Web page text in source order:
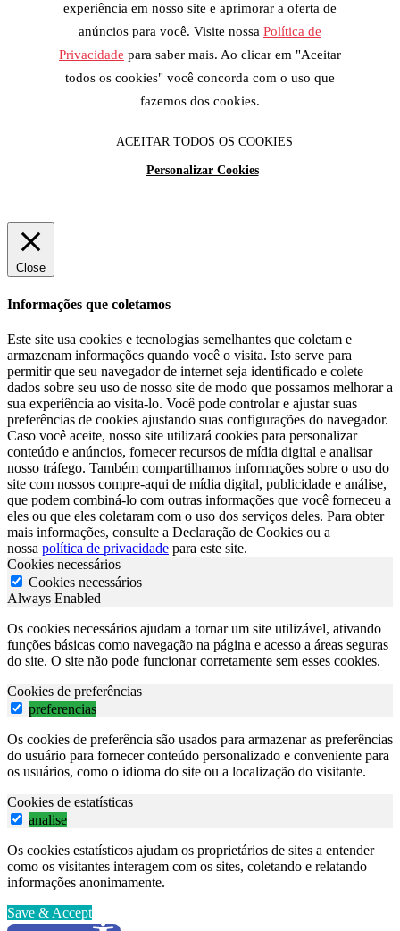
experiência em nosso site e aprimorar a oferta de
anúncios para você. Visite nossa Política de
Privacidade para saber mais. Ao clicar em "Aceitar
todos os cookies" você concorda com o uso que
fazemos dos cookies.
ACEITAR TODOS OS COOKIES
Personalizar Cookies
Close
Informações que coletamos
Este site usa cookies e tecnologias semelhantes que coletam e
armazenam informações quando você o visita. Isto serve para
permitir que seu navegador de internet seja identificado e colete
dados sobre seu uso de nosso site de modo que possamos melhorar a
sua experiência ao visita-lo. Você pode controlar e ajustar suas
preferências de cookies ajustando suas configurações do navegador.
Caso você aceite, nosso site utilizará cookies para personalizar
conteúdo e anúncios, fornecer recursos de mídia digital e analisar
nosso tráfego. Também compartilhamos informações sobre o uso do
site com nossos compre-aqui de mídia digital, publicidade e análise,
que podem combiná-lo com outras informações que você forneceu a
eles ou que eles coletaram com o uso dos serviços deles. Para obter
mais informações, consulte a Declaração de Cookies ou a
nossa política de privacidade para este site.
Cookies necessários
Cookies necessários
Always Enabled
Os cookies necessários ajudam a tornar um site utilizável, ativando
funções básicas como navegação na página e acesso a áreas seguras
do site. O site não pode funcionar corretamente sem esses cookies.
Cookies de preferências
preferencias
Os cookies de preferência são usados para armazenar as preferências
do usuário para fornecer conteúdo personalizado e conveniente para
os usuários, como o idioma do site ou a localização do visitante.
Cookies de estatísticas
analise
Os cookies estatísticos ajudam os proprietários de sites a entender
como os visitantes interagem com os sites, coletando e relatando
informações anonimamente.
Save & Accept